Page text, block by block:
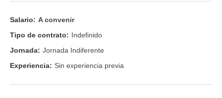
Salario: A convenir
Tipo de contrato: Indefinido
Jornada: Jornada Indiferente
Experiencia: Sin experiencia previa